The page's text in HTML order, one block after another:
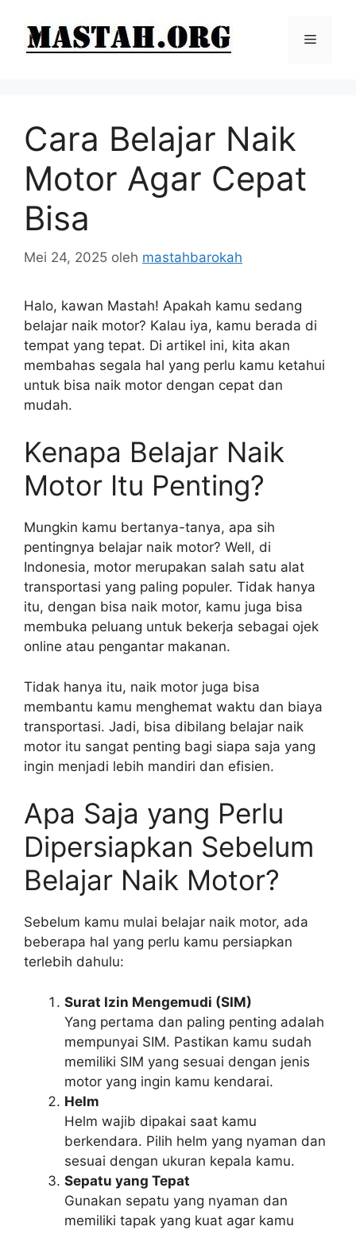
Menu
Cara Belajar Naik
Motor Agar Cepat
Bisa
Mei 24, 2025 oleh mastahbarokah
Halo, kawan Mastah! Apakah kamu sedang
belajar naik motor? Kalau iya, kamu berada di
tempat yang tepat. Di artikel ini, kita akan
membahas segala hal yang perlu kamu ketahui
untuk bisa naik motor dengan cepat dan
mudah.
Kenapa Belajar Naik
Motor Itu Penting?
Mungkin kamu bertanya-tanya, apa sih
pentingnya belajar naik motor? Well, di
Indonesia, motor merupakan salah satu alat
transportasi yang paling populer. Tidak hanya
itu, dengan bisa naik motor, kamu juga bisa
membuka peluang untuk bekerja sebagai ojek
online atau pengantar makanan.
Tidak hanya itu, naik motor juga bisa
membantu kamu menghemat waktu dan biaya
transportasi. Jadi, bisa dibilang belajar naik
motor itu sangat penting bagi siapa saja yang
ingin menjadi lebih mandiri dan efisien.
Apa Saja yang Perlu
Dipersiapkan Sebelum
Belajar Naik Motor?
Sebelum kamu mulai belajar naik motor, ada
beberapa hal yang perlu kamu persiapkan
terlebih dahulu:
Surat Izin Mengemudi (SIM)
Yang pertama dan paling penting adalah
mempunyai SIM. Pastikan kamu sudah
memiliki SIM yang sesuai dengan jenis
motor yang ingin kamu kendarai.
Helm
Helm wajib dipakai saat kamu
berkendara. Pilih helm yang nyaman dan
sesuai dengan ukuran kepala kamu.
Sepatu yang Tepat
Gunakan sepatu yang nyaman dan
memiliki tapak yang kuat agar kamu